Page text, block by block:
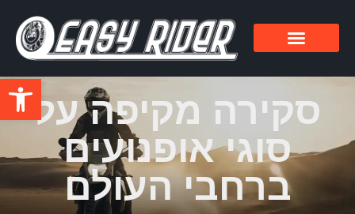
פתחסקירה מקיפה על
סוגי אופנועים
ברחבי העולם